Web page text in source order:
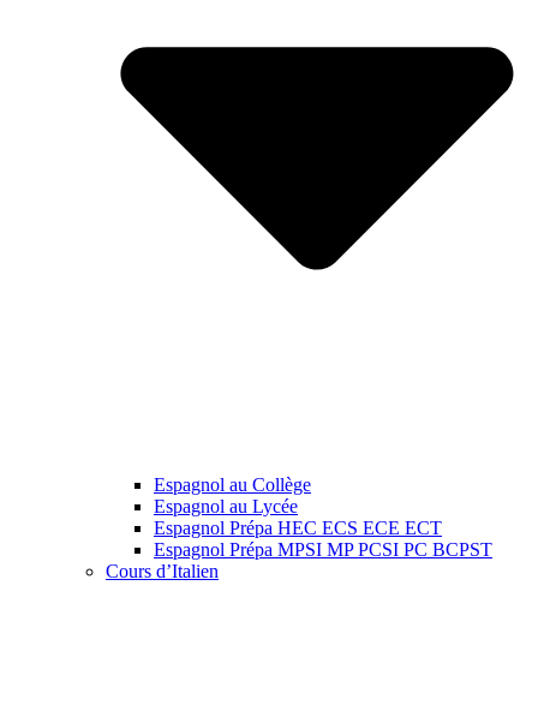
Espagnol au Collège
Espagnol au Lycée
Espagnol Prépa HEC ECS ECE ECT
Espagnol Prépa MPSI MP PCSI PC BCPST
Cours d’Italien